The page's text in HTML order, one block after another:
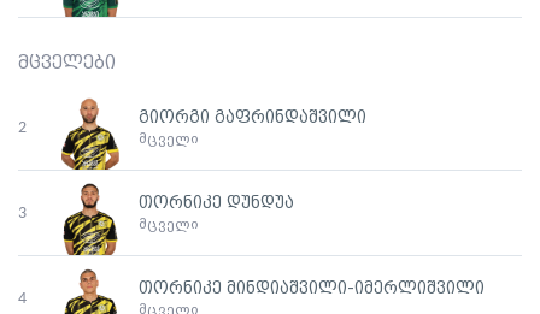
მცველები
2
გიორგი გაფრინდაშვილი
მცველი
3
თორნიკე დუნდუა
მცველი
4
თორნიკე მინდიაშვილი-იმერლიშვილი
მცველი